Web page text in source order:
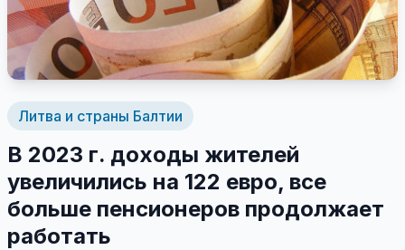
Литва и страны Балтии
В 2023 г. доходы жителей
увеличились на 122 евро, все
больше пенсионеров продолжает
работать